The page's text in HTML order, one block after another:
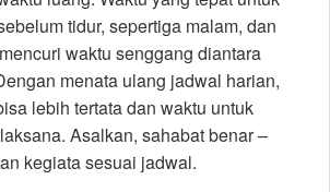
tidur, sepertiga malam, dan
waktu senggang diantara
menata ulang jadwal harian,
lebih tertata dan waktu untuk
Asalkan, sahabat benar –
kegiata sesuai jadwal.